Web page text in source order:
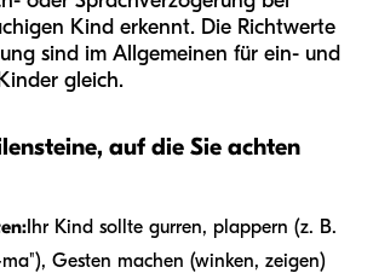
Kind erkennt. Die Richtwerte
sind im Allgemeinen für ein- und
gleich.
auf die Sie achten
Ihr Kind sollte gurren, plappern (z. B.
Gesten machen (winken, zeigen)